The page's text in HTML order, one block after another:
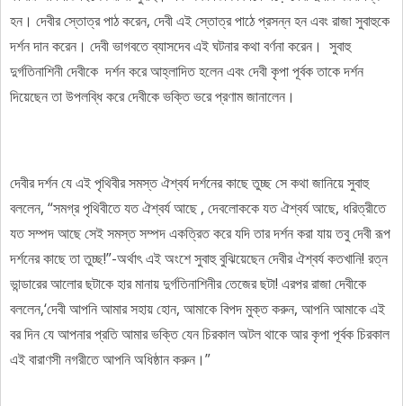
হন। দেবীর স্তোত্র পাঠ করেন, দেবী এই স্তোত্র পাঠে প্রসন্ন হন এবং রাজা সুবাহুকে
দর্শন দান করেন। দেবী ভাগবতে ব্যাসদেব এই ঘটনার কথা বর্ণনা করেন। সুবাহু
দুর্গতিনাশিনী দেবীকে দর্শন করে আহ্লাদিত হলেন এবং দেবী কৃপা পূর্বক তাকে দর্শন
দিয়েছেন তা উপলব্ধি করে দেবীকে ভক্তি ভরে প্রণাম জানালেন।
দেবীর দর্শন যে এই পৃথিবীর সমস্ত ঐশ্বর্য দর্শনের কাছে তুচ্ছ সে কথা জানিয়ে সুবাহু
বললেন, “সমগ্র পৃথিবীতে যত ঐশ্বর্য আছে , দেবলোককে যত ঐশ্বর্য আছে, ধরিত্রীতে
যত সম্পদ আছে সেই সমস্ত সম্পদ একত্রিত করে যদি তার দর্শন করা যায় তবু দেবী রূপ
দর্শনের কাছে তা তুচ্ছ!”-অর্থাৎ এই অংশে সুবাহু বুঝিয়েছেন দেবীর ঐশ্বর্য কতখানি! রত্ন
ভান্ডারের আলোর ছটাকে হার মানায় দুর্গতিনাশিনীর তেজের ছটা! এরপর রাজা দেবীকে
বললেন,‘দেবী আপনি আমার সহায় হোন, আমাকে বিপদ মুক্ত করুন, আপনি আমাকে এই
বর দিন যে আপনার প্রতি আমার ভক্তি যেন চিরকাল অটল থাকে আর কৃপা পূর্বক চিরকাল
এই বারাণসী নগরীতে আপনি অধিষ্ঠান করুন।”